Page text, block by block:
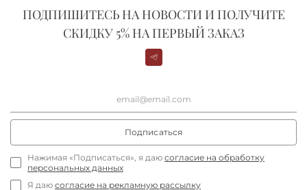
ПОДПИШИТЕСЬ НА НОВОСТИ И ПОЛУЧИТЕ
СКИДКУ 5% НА ПЕРВЫЙ ЗАКАЗ
Подписаться
Нажимая «Подписаться», я даю согласие на обработку
персональных данных
Я даю согласие на рекламную рассылку